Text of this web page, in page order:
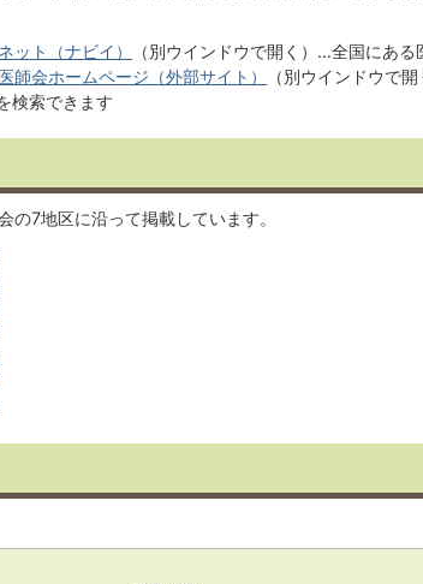
ット（ナビイ）
（別ウインドウで開く） …全国にある
師会ホームページ（外部サイト）
（別ウインドウで開
検索できます
の7地区に沿って掲載しています。